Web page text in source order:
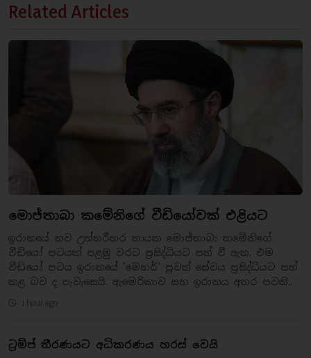
Related Articles
මොජ්තාබා කමේනිගේ වීඩියෝවක් එළියට
ඉරානයේ නව උත්තරීතර නායක මොජ්තාබා කමේනිගේ
වීඩියෝ පටයක් පළමු වරට ප්‍රසිද්ධියට පත් වී ඇත. එම
වීඩියෝ පටය ඉරානයේ ’මෙහර්’ පුවත් සේවය ප්‍රසිද්ධියට පත්
කළ බව ද පැවැසෙයි. ඇමෙරිකාව සහ ඉරානය අතර පවති..
1 hour ago
ට්‍රම්ප් තීරණයට අධිකරණය හරස් වෙයි